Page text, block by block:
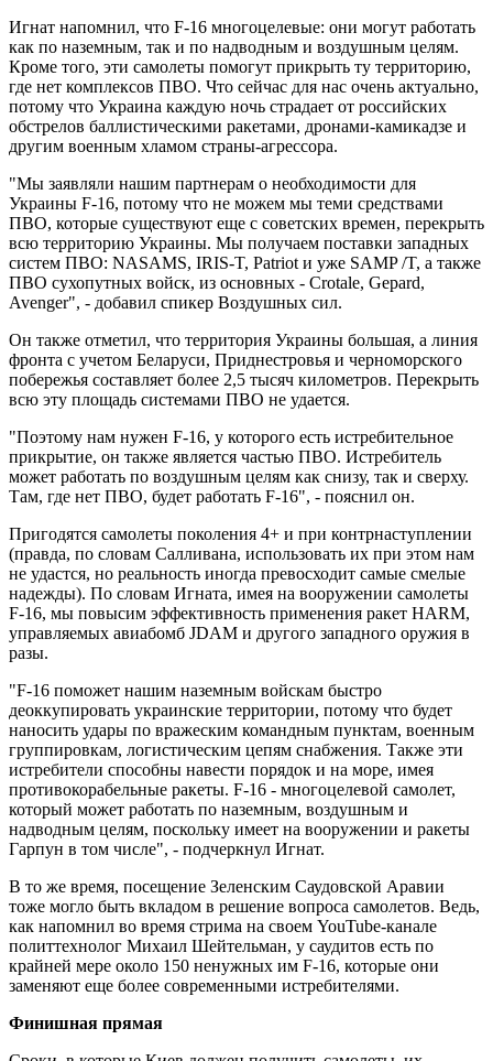
Игнат напомнил, что F-16 многоцелевые: они могут работать
как по наземным, так и по надводным и воздушным целям.
Кроме того, эти самолеты помогут прикрыть ту территорию,
где нет комплексов ПВО. Что сейчас для нас очень актуально,
потому что Украина каждую ночь страдает от российских
обстрелов баллистическими ракетами, дронами-камикадзе и
другим военным хламом страны-агрессора.
"Мы заявляли нашим партнерам о необходимости для
Украины F-16, потому что не можем мы теми средствами
ПВО, которые существуют еще с советских времен, перекрыть
всю территорию Украины. Мы получаем поставки западных
систем ПВО: NASAMS, IRIS-T, Patriot и уже SAMP /T, а также
ПВО сухопутных войск, из основных - Crotale, Gepard,
Avenger", - добавил спикер Воздушных сил.
Он также отметил, что территория Украины большая, а линия
фронта с учетом Беларуси, Приднестровья и черноморского
побережья составляет более 2,5 тысяч километров. Перекрыть
всю эту площадь системами ПВО не удается.
"Поэтому нам нужен F-16, у которого есть истребительное
прикрытие, он также является частью ПВО. Истребитель
может работать по воздушным целям как снизу, так и сверху.
Там, где нет ПВО, будет работать F-16", - пояснил он.
Пригодятся самолеты поколения 4+ и при контрнаступлении
(правда, по словам Салливана, использовать их при этом нам
не удастся, но реальность иногда превосходит самые смелые
надежды). По словам Игната, имея на вооружении самолеты
F-16, мы повысим эффективность применения ракет HARM,
управляемых авиабомб JDAM и другого западного оружия в
разы.
"F-16 поможет нашим наземным войскам быстро
деоккупировать украинские территории, потому что будет
наносить удары по вражеским командным пунктам, военным
группировкам, логистическим цепям снабжения. Также эти
истребители способны навести порядок и на море, имея
противокорабельные ракеты. F-16 - многоцелевой самолет,
который может работать по наземным, воздушным и
надводным целям, поскольку имеет на вооружении и ракеты
Гарпун в том числе", - подчеркнул Игнат.
В то же время, посещение Зеленским Саудовской Аравии
тоже могло быть вкладом в решение вопроса самолетов. Ведь,
как напомнил во время стрима на своем YouTube-канале
политтехнолог Михаил Шейтельман, у саудитов есть по
крайней мере около 150 ненужных им F-16, которые они
заменяют еще более современными истребителями.
Финишная прямая